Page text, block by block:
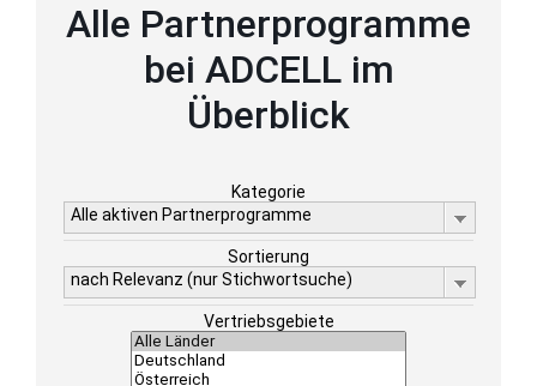
Alle Partnerprogramme
bei ADCELL im
Überblick
Kategorie
Alle aktiven Partnerprogramme
Sortierung
nach Relevanz (nur Stichwortsuche)
Vertriebsgebiete